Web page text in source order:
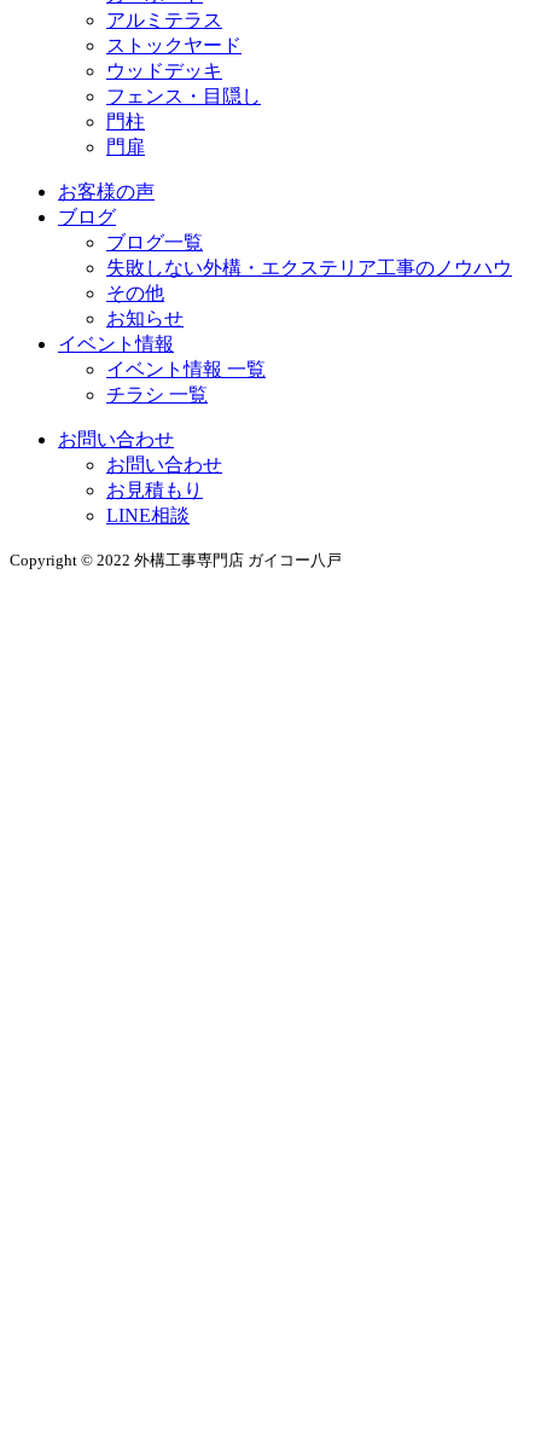
アルミテラス
ストックヤード
ウッドデッキ
フェンス・目隠し
門柱
門扉
お客様の声
ブログ
ブログ一覧
失敗しない外構・エクステリア工事のノウハウ
その他
お知らせ
イベント情報
イベント情報 一覧
チラシ 一覧
お問い合わせ
お問い合わせ
お見積もり
LINE相談
Copyright © 2022 外構工事専門店 ガイコー八戸